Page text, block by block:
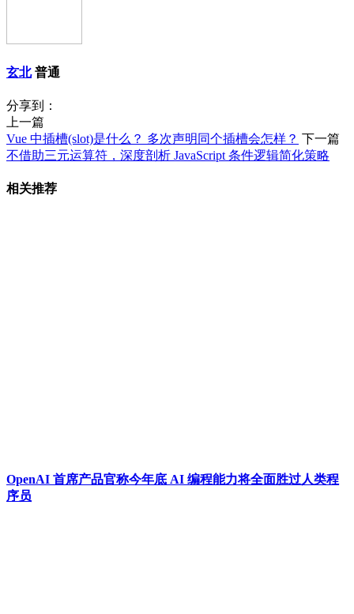
玄北 普通
分享到：
上一篇
Vue 中插槽(slot)是什么？ 多次声明同个插槽会怎样？ 下一篇
不借助三元运算符，深度剖析 JavaScript 条件逻辑简化策略
相关推荐
OpenAI 首席产品官称今年底 AI 编程能力将全面胜过人类程
序员